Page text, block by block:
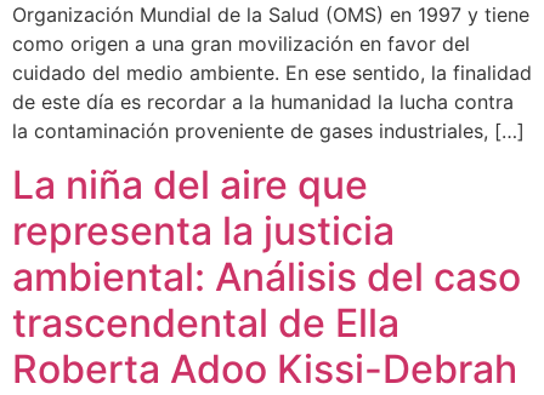
Organización Mundial de la Salud (OMS) en 1997 y tiene
como origen a una gran movilización en favor del
cuidado del medio ambiente. En ese sentido, la finalidad
de este día es recordar a la humanidad la lucha contra
la contaminación proveniente de gases industriales, […]
La niña del aire que
representa la justicia
ambiental: Análisis del caso
trascendental de Ella
Roberta Adoo Kissi-Debrah